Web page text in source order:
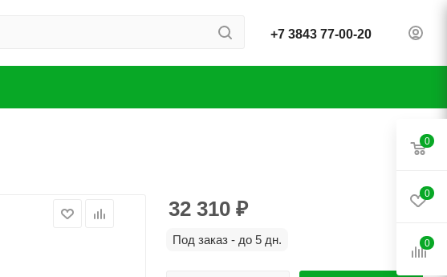
+7 3843 77-00-20
32 310 ₽
Под заказ - до 5 дн.
0
0
0